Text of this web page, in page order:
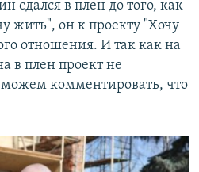
сдался в плен до того, как
жить", он к проекту "Хочу
отношения. И так как на
в плен проект не
комментировать, что